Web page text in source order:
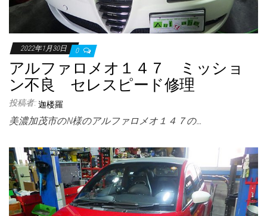
2022年1月30日 0
アルファロメオ１４７ ミッショ
ン不良 セレスピード修理
投稿者: 迦楼羅
美濃加茂市のN様のアルファロメオ１４７の…